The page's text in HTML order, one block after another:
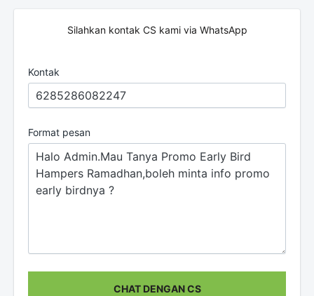
Silahkan kontak CS kami via WhatsApp
Kontak
Format pesan
CHAT DENGAN CS